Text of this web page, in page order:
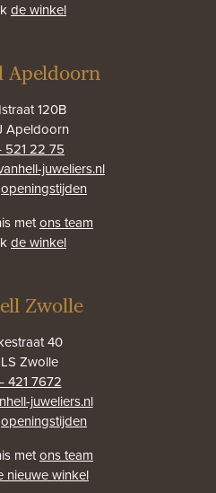
de winkel
Apeldoorn
120B
Apeldoorn
22 75
juweliers.nl
openingstijden
metons team
de winkel
Zwolle
40
Zwolle
421 7672
juweliers.nl
openingstijden
metons team
nieuwe winkel